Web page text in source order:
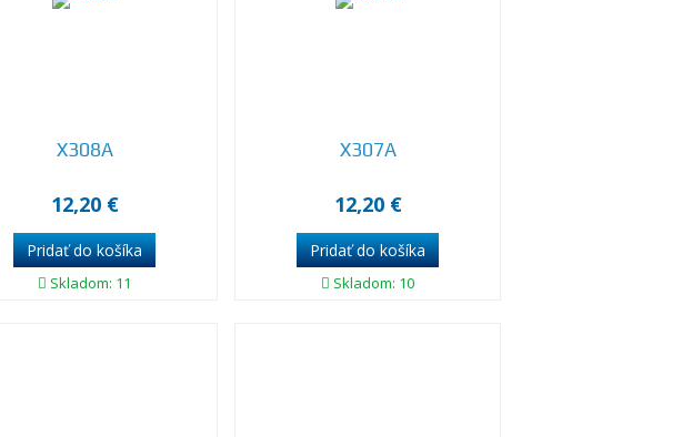
X308A
12,20 €
Skladom: 11
X307A
12,20 €
Skladom: 10